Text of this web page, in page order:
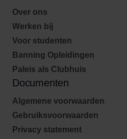
Over ons
Werken bij
Voor studenten
Banning Opleidingen
Paleis als Clubhuis
Documenten
Algemene voorwaarden
Gebruiksvoorwaarden
Privacy statement